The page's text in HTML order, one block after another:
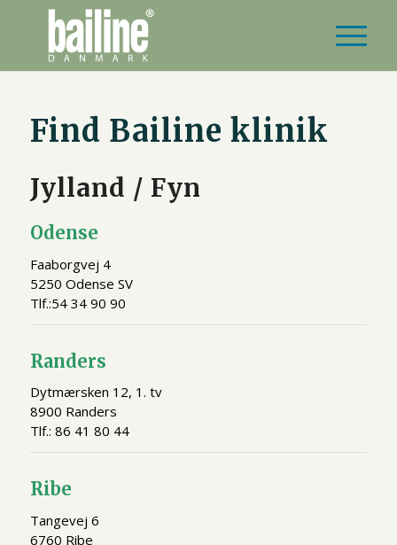
Find Bailine klinik
Jylland / Fyn
Odense
Faaborgvej 4
5250 Odense SV
Tlf.:54 34 90 90
Randers
Dytmærsken 12, 1. tv
8900 Randers
Tlf.: 86 41 80 44
Ribe
Tangevej 6
6760 Ribe